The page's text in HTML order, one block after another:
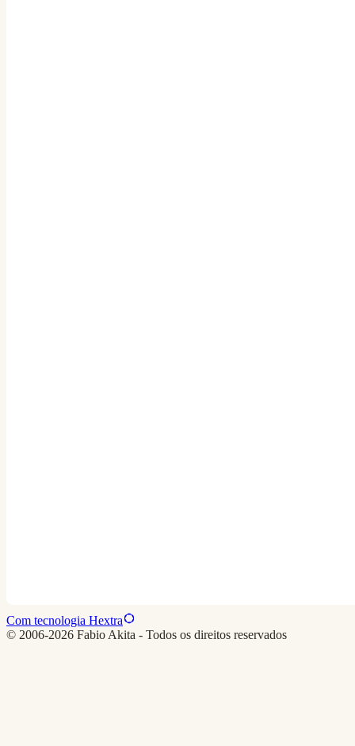
Com tecnologia Hextra
© 2006-2026 Fabio Akita - Todos os direitos reservados